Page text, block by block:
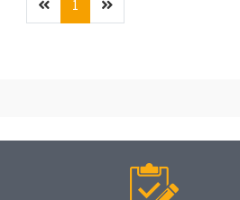
Précédent
1(current)Suivant